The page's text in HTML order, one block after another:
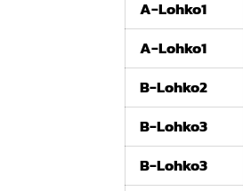
A-Lohko1
A-Lohko1
B-Lohko2
B-Lohko3
B-Lohko3